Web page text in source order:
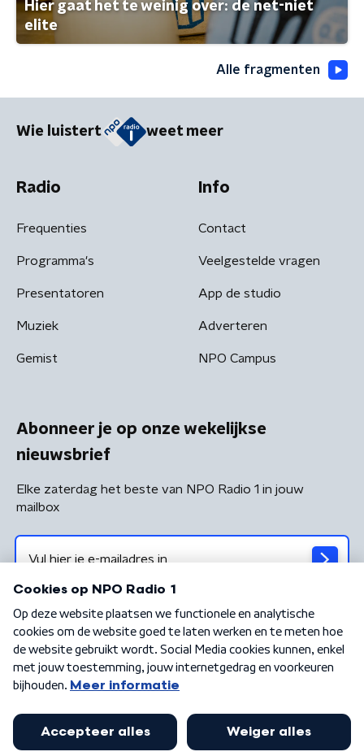
Hier gaat het te weinig over: de net-niet
elite
Alle fragmenten
Wie luistert weet meer
Radio
Frequenties
Programma's
Presentatoren
Muziek
Gemist
Info
Contact
Veelgestelde vragen
App de studio
Adverteren
NPO Campus
Abonneer je op onze wekelijkse
nieuwsbrief
Elke zaterdag het beste van NPO Radio 1 in jouw
mailbox
Algemene voorwaarden Privacybeleid